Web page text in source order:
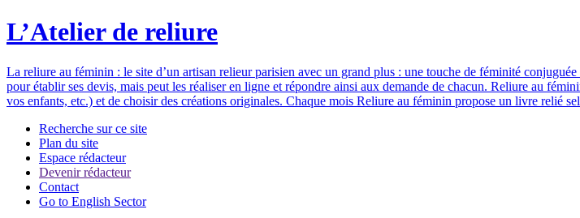
L’Atelier de reliure
La reliure au féminin : le site d’un artisan relieur parisien avec un grand plus : une touche de féminité
pour établir ses devis, mais peut les réaliser en ligne et répondre ainsi aux demande de chacun. Reliure au
vos enfants, etc.) et de choisir des créations originales. Chaque mois Reliure au féminin propose un livre relié
Recherche sur ce site
Plan du site
Espace rédacteur
Devenir rédacteur
Contact
Go to English Sector